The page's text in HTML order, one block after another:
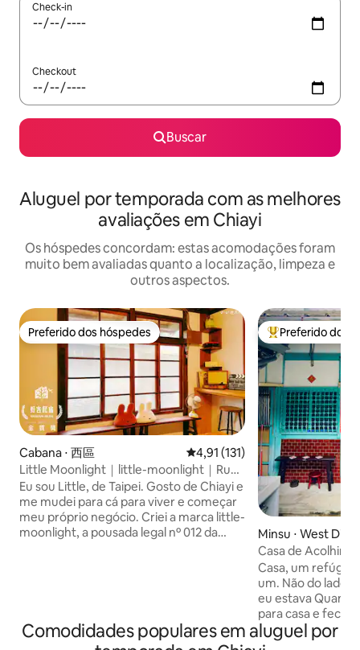
Check-in
Checkout
Buscar
Aluguel por temporada com as melhores
avaliações em Chiayi
Os hóspedes concordam: estas acomodações foram
muito bem avaliadas quanto a localização, limpeza e
outros aspectos.
Preferido dos hóspedes
Preferido dos hóspedes
Cabana ⋅ 西區 4,91 de uma avaliação média
4,91 (131)
Little Moonlight｜little-moonlight｜Ruas
e becos antigos da cidade de Chiayi,
casas antigas de madeira de cipreste e
shophouses taiwanesas de estilo
japonês escondidos na agitação da
Eu sou Little, de Taipei. Gosto de Chiayi e
me mudei para cá para viver e começar
meu próprio negócio. Criei a marca little-
moonlight, a pousada legal nº 012 da
direção ao seu próprio sonho. A
persistência e a busca pelo sonho são
Entre os
Preferido dos
Minsu ⋅ West
Casa de
de Casas
Externo/
Centro de Chiayi/
Casa, um refúgio
um. Não do lado
eu estava
para casa e
todos do lado de
quente
Comodidades populares em aluguel por